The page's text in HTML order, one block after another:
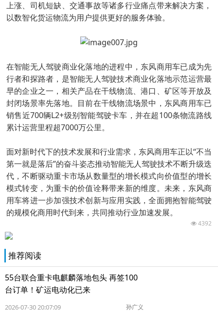
上涨、司机短缺、交通事故等诸多行业痛点带来解决方案，
以数智化货运物流为用户提供更好的服务体验。
在智能无人驾驶商业化落地的进程中，东风商用车已成为先
行者和探路者，是智能无人驾驶技术商业化落地示范运营最
早的企业之一，相关产品在干线物流、港口、矿区等开放及
封闭场景率先落地。目前在干线物流场景中，东风商用车已
销售近700辆L2+级别智能驾驶卡车，并在超100条物流路线
累计运营里程超7000万公里。
面对新时代下的技术发展和行业需求，东风商用车正以“不当
第一就是落后”的奋斗姿态推动智能无人驾驶技术不断升级迭
代，不断驱动重卡市场从数量型的增长模式向价值型的增长
模式转变，为重卡的价值诠释带来新的维度。未来，东风商
用车将进一步加强技术创新与应用实践，全面拥抱智能驾驶
的规模化商用时代到来，共同推动行业加速发展。
4392
推荐阅读
55台联合重卡电麒麟落地包头 再签100
台订单！矿运电动化已来
2026-07-30 20:07:09 孙广义